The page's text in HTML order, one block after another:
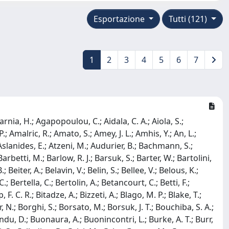
Tutti (121)
Esportazione
1 2 3 4 5 6 7
X.; Lin, C.; Lin, T.; Lindner, R.; Lisovskyi, V.; Litvinov, R.; Liu, G.; Liu, H.; Liu, Q.; Liu, S.; Lobo Salvia, A.; Loi, A.; Lollini, R.; Lomba Castro, J.; Longstaff, I.; Lopes, J. H.; L. ópez Soliño, S.; Lovell, G. H.; Lu, Y.; Lucarelli, C.; Lucchesi, D.; Luchuk, S.; Lucio Martinez, M.; Lukashenko, V.; Luo, Y.; Lupato, A.; Luppi, E.; Lusiani, A.; Lynch, K.; Lyu, X. -R.; Ma, L.; Ma, R.; Maccolini, S.; Machefert, F.; Maciuc, F.; Macko, V.; Mackowiak, P.; Maddrell-Mander, S.; Madhan Mohan, L. R.; Maevskiy, A.; Maisuzenko, D.; Majewski, M. W.; Malczewski, J. J.; Malde, S.; Malecki, B.; Malinin, A.; Maltsev, T.; Malygina, H.; Manca, G.; Mancinelli, G.; Manuzzi, D.; Manzari, C. A.; Marangotto, D.; Marchand, J. F.; Marconi, U.; Mariani, S.; Marin Benito, C.; Marinangeli, M.; Marks, J.; Marshall, A. M.; Marshall, P. J.; Martelli, G.; Martellotti, G.; Martinazzoli, L.; Martinelli, M.; Martinez Santos, D.; Martinez Vidal, F.; Massafferri, A.; Materok, M.; Matev, R.; Mathad, A.; Matiunin, V.; Matteuzzi, C.; Mattioli, K. R.; Mauri, A.; Maurice, E.; Mauricio, J.; Mazurek, M.; Mccann, M.; Mcconnell, L.; Mcgrath, T. H.; Mchugh, N. T.; Mcnab, A.; Mcnulty, R.; Mead, J. V.; Meadows, B.; Meier, G.; Melnychuk, D.; Meloni, S.; Merk, M.; Merli, A.; Garcia, L. Meyer; Miao, D.; Mikhasenko, M.; Milanes, D. A.; Millard, E.; Milovanovic, M.; Minard, M. -N.; Minotti, A.; Mitchell, S. E.; Mitreska, B.; Mitzel, D. S.; Mödden, A.; Mohammed, R. A.; Moise, R. D.; Mokhnenko, S.; Mombächer, T.; Monroy, I. A.; Monteil, S.; Morandin, M.; Morello, G.; Morello, M. J.; Moron, J.; Morris, A. B.; Morris, A. G.; Mountain, R.; Mu, H.; Muheim, F.; Mulder, M.; Müller, K.; Murphy, C. H.; Murray, D.; Murta, R.; Muzzetto, P.; Naik, P.; Nakada, T.; Nandakumar, R.; Nanut, T.; Nasteva, I.; Needham, M.; Neri, N.; Neubert, S.; Neufeld, N.; Neustroev, P.; Newcombe, R.; Niel, E. M.; Nieswand, S.; Nikitin, N.; Nolte, N. S.; Normand, C.; Novoa Fernandez, J.; Nunez, C.; Oblakowska-Mucha, A.; Obraztsov, V.; Oeser, T.; O’Hanlon, D. P.; Okamura, S.; Oldeman, R.; Oliva, F.; Olivares, M. E.; Onderwater, C. J. G.; O’Neil, R. H.; Otalora Goicochea, J. M.; Ovsiannikova, T.; Owen, P.; Oyanguren, A.; Ozcelik, O.; Padeken, K. O.; Pagare, B.; Pais, P. R.; Pajero, T.; Palano, A.; Palutan, M.; Pan, Y.; Panshin, G.; Papanestis, A.; Pappagallo, M.; Pappalardo, L. L.; Pappenheimer, C.; Parker, W.; Parkes, C.; Passalacqua, B.; Passaleva, G.; Pastore, A.; Patel, M.; Patrignani, C.; Pawley, C. J.; Pearce, A.; Pellegrino, A.; Pepe Altarelli, M.; Perazzini, S.; Pereima, D.; Pereiro Castro, A.; Perret, P.; Petric, M.; Petridis, K.; Petrolini, A.; Petrov, A.; Petrucci, S.; Petruzzo, M.; Pham, H.; Philippov, A.; Piandani, R.; Pica, L.; Piccini, M.; Pietrzyk, B.; Pietrzyk, G.; Pili, M.; Pinci, D.; Pisani, F.; Pizzichemi, M.; Placinta, V.; Plews